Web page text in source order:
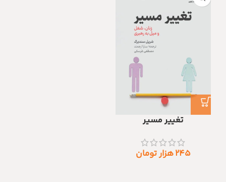
تغییر مسیر
۲۴۵هزار تومان